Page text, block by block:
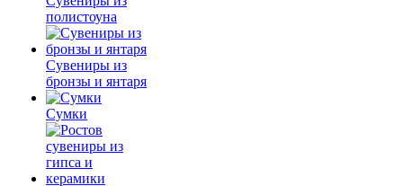
полистоуна
Сувениры из
бронзы и янтаря
Сумки